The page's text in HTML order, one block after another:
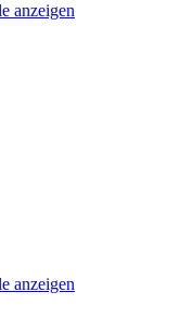
anzeigen
anzeigen